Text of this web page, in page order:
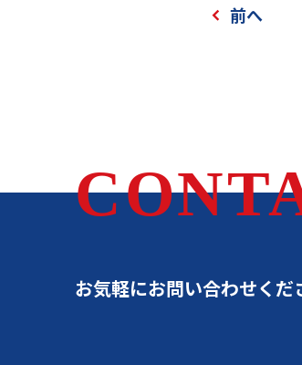
前へ
お気軽にお問い合わせくだ